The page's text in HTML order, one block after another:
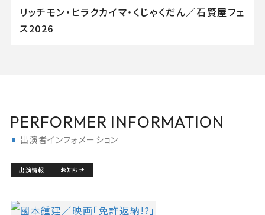
リッチモン・ヒラクカイマ・くじゃくだん／石賢屋フェ
ス2026
PERFORMER INFORMATION
出演者インフォメーション
出演情報 お知らせ